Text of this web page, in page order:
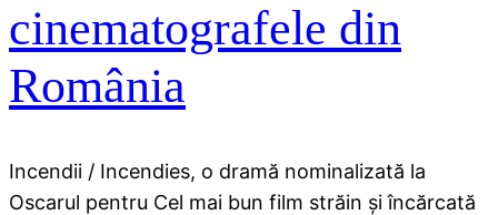
cinematografele din
România
Incendii / Incendies, o dramă nominalizată la
Oscarul pentru Cel mai bun film străin şi încărcată